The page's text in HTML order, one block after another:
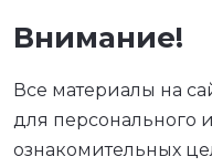
Внимание!
Все материалы на
для персонального
ознакомительных